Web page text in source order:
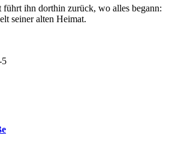
ihn dorthin zurück, wo alles begann:
seiner alten Heimat.
5